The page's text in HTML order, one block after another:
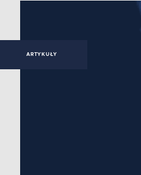
ARTYKUŁY